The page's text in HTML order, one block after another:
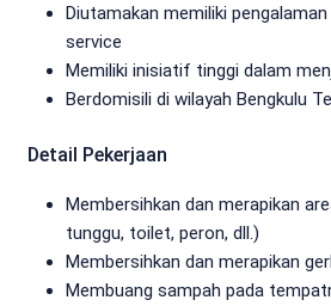
Diutamakan memiliki
service
Memiliki inisiatif tinggi dalam
Berdomisili di wilayah Bengkulu
Detail Pekerjaan
Membersihkan dan merapikan
tunggu, toilet, peron, dll.)
Membersihkan dan merapikan
Membuang sampah pada